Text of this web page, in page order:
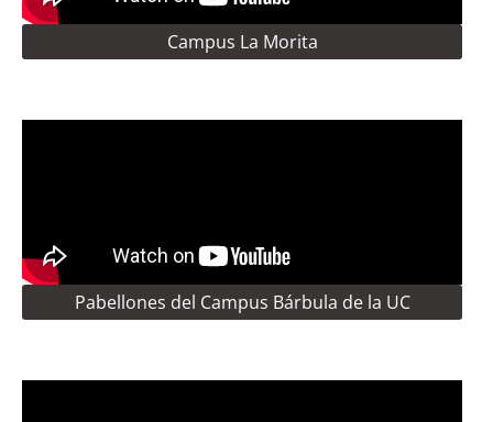
Campus La Morita
Pabellones del Campus Bárbula de la UC